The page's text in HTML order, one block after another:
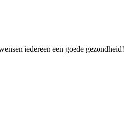
iedereen een goede gezondheid!